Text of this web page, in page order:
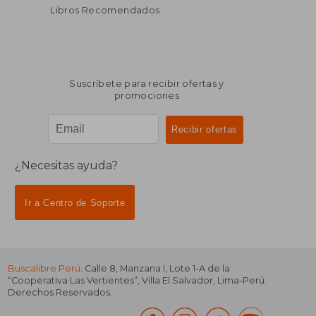
Libros Recomendados
Suscríbete para recibir ofertas y
promociones
¿Necesitas ayuda?
Ir a Centro de Soporte
Buscalibre Perú. Calle 8, Manzana I, Lote 1-A de la
“Cooperativa Las Vertientes”, Villa El Salvador, Lima-Perú.
Derechos Reservados.